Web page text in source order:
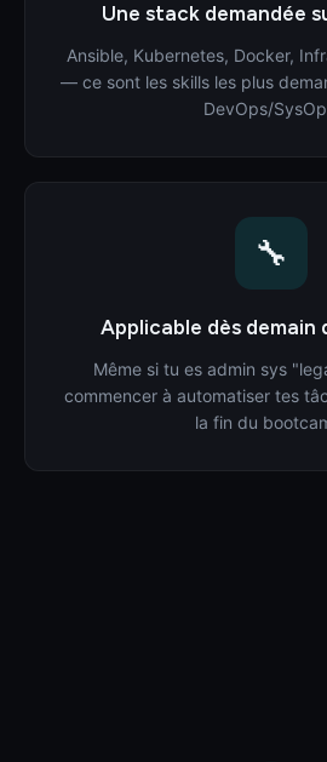
Une stack demandée
Ansible, Kubernetes, Docker,
— ce sont les skills les plus
DevOps/
🔧
Applicable dès demain
Même si tu es admin sys
commencer à automatiser tes
la fin du